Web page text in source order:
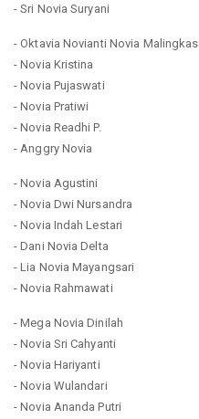
- Sri Novia Suryani
- Oktavia Novianti Novia Malingkas
- Novia Kristina
- Novia Pujaswati
- Novia Pratiwi
- Novia Readhi P.
- Anggry Novia
- Novia Agustini
- Novia Dwi Nursandra
- Novia Indah Lestari
- Dani Novia Delta
- Lia Novia Mayangsari
- Novia Rahmawati
- Mega Novia Dinilah
- Novia Sri Cahyanti
- Novia Hariyanti
- Novia Wulandari
- Novia Ananda Putri